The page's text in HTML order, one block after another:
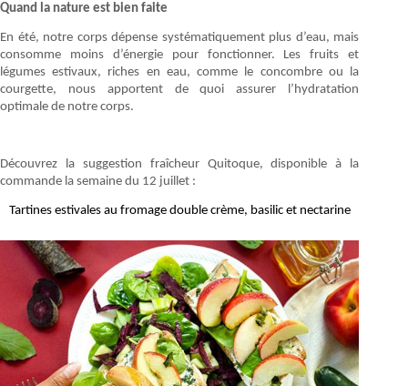
Quand la nature est bien faite
En été, notre corps dépense systématiquement plus d’eau, mais
consomme moins d’énergie pour fonctionner. Les fruits et
légumes estivaux, riches en eau, comme le concombre ou la
courgette, nous apportent de quoi assurer l’hydratation
optimale de notre corps.
Découvrez la suggestion fraîcheur Quitoque, disponible à la
commande la semaine du 12 juillet :
Tartines estivales au fromage double crème, basilic et nectarine